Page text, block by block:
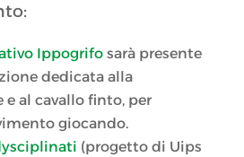
Ippogrifosarà presente
dedicata alla
al cavallo finto, per
giocando.
(progetto di Uips